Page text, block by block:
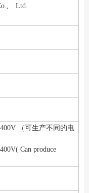
Ltd.
（可生产不同的电
Can produce